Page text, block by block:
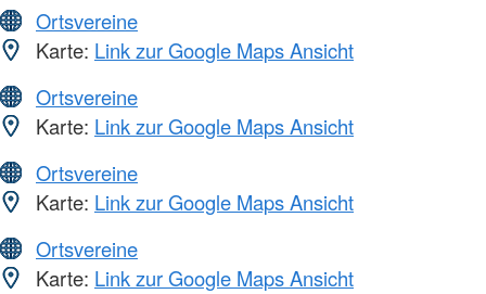
Ortsvereine
Karte: Link zur Google Maps Ansicht
Ortsvereine
Karte: Link zur Google Maps Ansicht
Ortsvereine
Karte: Link zur Google Maps Ansicht
Ortsvereine
Karte: Link zur Google Maps Ansicht